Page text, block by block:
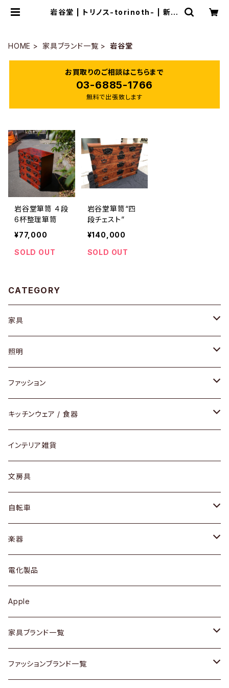
岩谷堂 | トリノス-torinoth- | 新宿
HOME 家具ブランド一覧 岩谷堂
お買取りのご相談はこちらまで
03-6885-1766
無料で出張致します
岩谷堂箪笥 ４段
6杯整理箪笥
¥77,000
SOLD OUT
岩谷堂箪笥“四
段チェスト”
¥140,000
SOLD OUT
CATEGORY
家具
ソファ / ベンチ
チェア / スツール
ダイニングセット / ダイニングテーブル
ローテーブル / サイドテーブル
デスク / コンソール
ドレッサー
シェルフ
キュリオケース / 飾り棚
カップボード / 食器棚
チェスト
その他家具
照明
ペンダントライト
テーブルランプ / デスクスタンド
フロアライト
ファッション
アクセサリー
リング
ピアス / イヤリング
その他アクセサリー
財布
バッグ
アウター
トップス
ワンピース
ボトムス
靴
スカーフ
キッチンウェア / 食器
グラス / タンブラー
カップ / マグ
プレート / ボウル
カトラリー
ケトル / ティーポット
鍋 / フライパン
Vintage / ヴィンテージ
銀製品
インテリア雑貨
文房具
自転車
dahon
楽器
ギター
ベース
その他楽器
電化製品
Apple
家具ブランド一覧
ACME Furniture / アクメ ファニチャー
ファッションブランド一覧